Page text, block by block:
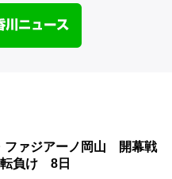
ファジアーノ岡山 開幕戦
負け 8日